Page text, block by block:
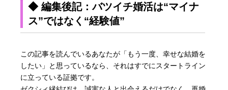
◆ 編集後記：バツイチ婚活は“マイナ
ス”ではなく“経験値”
この記事を読んでいるあなたが「もう一度、幸せな結婚を
したい」と思っているなら、それはすでにスタートライン
に立っている証拠です。